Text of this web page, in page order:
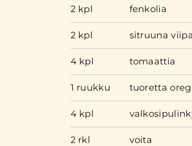
2 kpl fenkolia
2 kpl sitruuna
4 kpl tomaattia
1 ruukku tuoretta
4 kpl
2 rkl voita